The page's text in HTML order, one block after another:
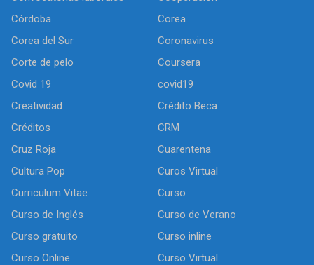
Córdoba
Corea
Corea del Sur
Coronavirus
Corte de pelo
Coursera
Covid 19
covid19
Creatividad
Crédito Beca
Créditos
CRM
Cruz Roja
Cuarentena
Cultura Pop
Curos Virtual
Curriculum Vitae
Curso
Curso de Inglés
Curso de Verano
Curso gratuito
Curso inline
Curso Online
Curso Virtual